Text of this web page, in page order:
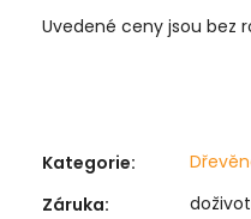
Uvedené ceny jsou bez
Kategorie:
Záruka: